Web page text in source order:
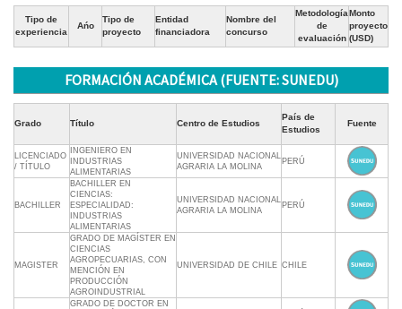
Tipo de
experiencia
Ańo
Tipo de
proyecto
Entidad
financiadora
Nombre del
concurso
Metodología
de
evaluación
Monto
proyecto
(USD)
FORMACIÓN ACADÉMICA (FUENTE: SUNEDU)
Grado Título Centro de Estudios
País de
Estudios
Fuente
LICENCIADO
/ TÍTULO
INGENIERO EN
INDUSTRIAS
ALIMENTARIAS
UNIVERSIDAD NACIONAL
AGRARIA LA MOLINA
PERÚ
BACHILLER
BACHILLER EN
CIENCIAS:
ESPECIALIDAD:
INDUSTRIAS
ALIMENTARIAS
UNIVERSIDAD NACIONAL
AGRARIA LA MOLINA
PERÚ
MAGISTER
GRADO DE MAGÍSTER EN
CIENCIAS
AGROPECUARIAS, CON
MENCIÓN EN
PRODUCCIÓN
AGROINDUSTRIAL
UNIVERSIDAD DE CHILE CHILE
GRADO DE DOCTOR EN